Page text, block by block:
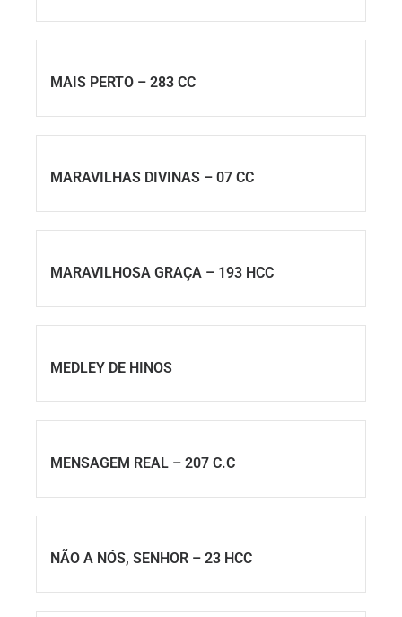
MAIS PERTO – 283 CC
MARAVILHAS DIVINAS – 07 CC
MARAVILHOSA GRAÇA – 193 HCC
MEDLEY DE HINOS
MENSAGEM REAL – 207 C.C
NÃO A NÓS, SENHOR – 23 HCC